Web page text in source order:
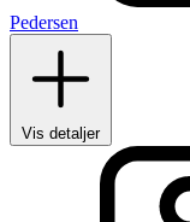
Pedersen
Vis detaljer